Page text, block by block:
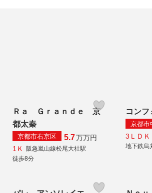
Ｒａ Ｇｒａｎｄｅ 京
都太秦
京都市右京区 5.7万万円
1Ｋ
阪急嵐山線松尾大社駅
徒歩8分
コンフ
京都市
3ＬＤＫ
地下鉄烏